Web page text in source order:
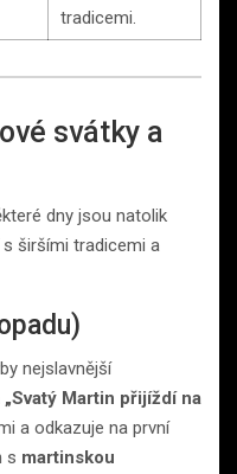
tradicemi.
svátky a
dny jsou natolik
širšími tradicemi a
nejslavnější
„Svatý Martin přijíždí na
a odkazuje na první
s martinskou